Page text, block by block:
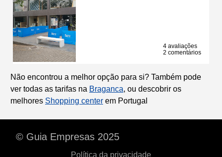
4 avaliações
2 comentários
Não encontrou a melhor opção para si? Também pode
ver todas as tarifas na Braganca, ou descobrir os
melhores Shopping center em Portugal
© Guia Empresas 2025
Política da privacidade